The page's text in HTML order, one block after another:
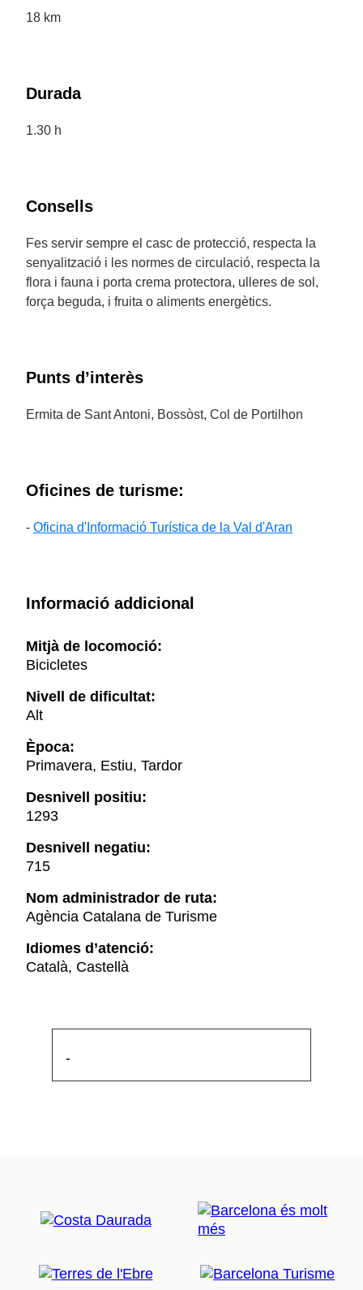
18 km
Durada
1.30 h
Consells
Fes servir sempre el casc de protecció, respecta la
senyalització i les normes de circulació, respecta la
flora i fauna i porta crema protectora, ulleres de sol,
força beguda, i fruita o aliments energètics.
Punts d’interès
Ermita de Sant Antoni, Bossòst, Col de Portilhon
Oficines de turisme:
- Oficina d'Informació Turística de la Val d'Aran
Informació addicional
Mitjà de locomoció:
Bicicletes
Nivell de dificultat:
Alt
Època:
Primavera, Estiu, Tardor
Desnivell positiu:
1293
Desnivell negatiu:
715
Nom administrador de ruta:
Agència Catalana de Turisme
Idiomes d’atenció:
Català, Castellà
-